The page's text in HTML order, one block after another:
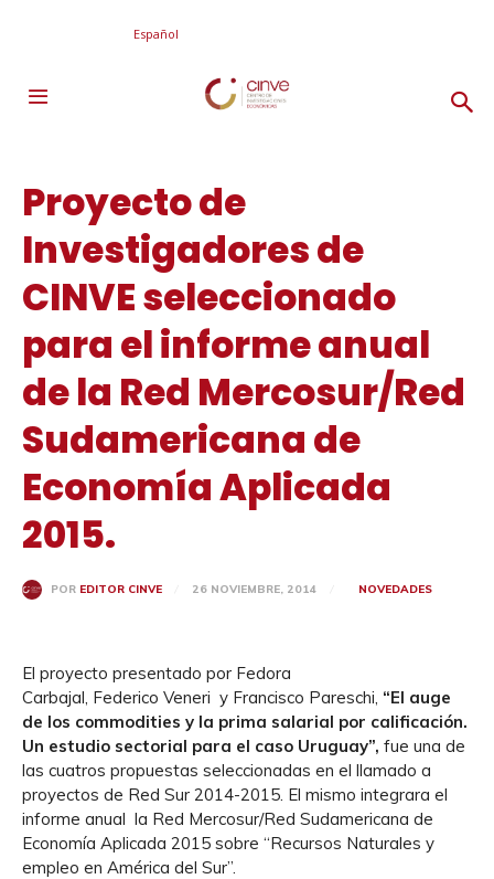
Español
Proyecto de
Investigadores de
CINVE seleccionado
para el informe anual
de la Red Mercosur/Red
Sudamericana de
Economía Aplicada
2015.
POR EDITOR CINVE 26 NOVIEMBRE, 2014 NOVEDADES
El proyecto presentado por Fedora
Carbajal, Federico Veneri y Francisco Pareschi, “El auge
de los commodities y la prima salarial por calificación.
Un estudio sectorial para el caso Uruguay”, fue una de
las cuatros propuestas seleccionadas en el llamado a
proyectos de Red Sur 2014-2015. El mismo integrara el
informe anual la Red Mercosur/Red Sudamericana de
Economía Aplicada 2015 sobre “Recursos Naturales y
empleo en América del Sur”.